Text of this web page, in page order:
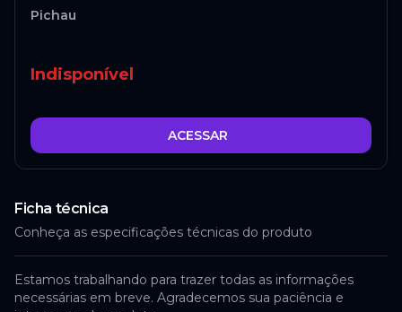
Pichau
Indisponível
ACESSAR
Ficha técnica
Conheça as especificações técnicas do produto
Estamos trabalhando para trazer todas as informações
necessárias em breve. Agradecemos sua paciência e